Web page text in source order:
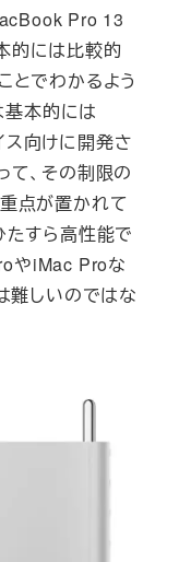
Pro 13
的には比較的
とでわかるよう
基本的には
向けに開発さ
て、その制限の
点が置かれて
たすら高性能で
やiMac Proな
難しいのではな